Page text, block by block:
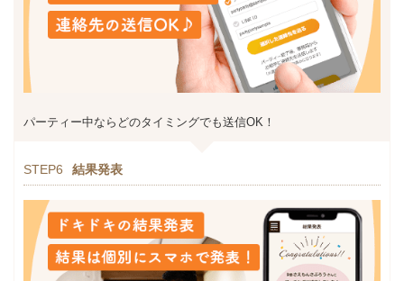
パーティー中ならどのタイミングでも送信OK！
STEP6 結果発表